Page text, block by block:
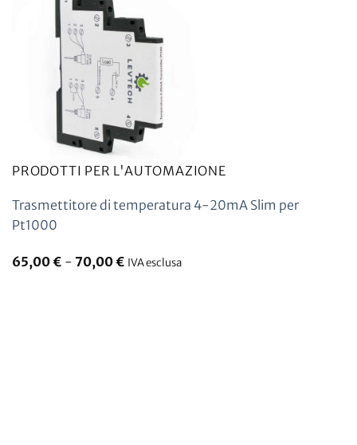
PRODOTTI PER L'AUTOMAZIONE
Trasmettitore di temperatura 4-20mA Slim per
Pt1000
65,00€ - 70,00€ IVA esclusa